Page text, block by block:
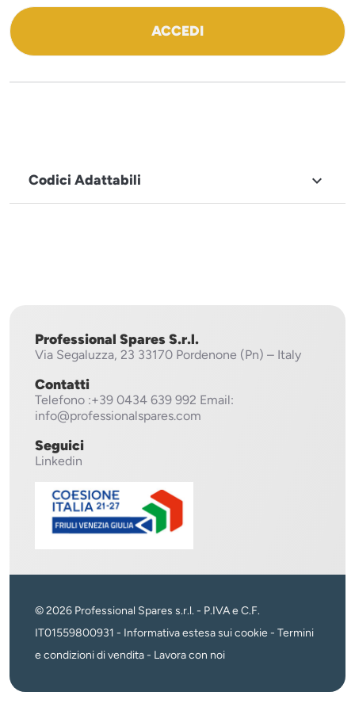
ACCEDI
Codici Adattabili 
Professional Spares S.r.l.
Via Segaluzza, 23 33170 Pordenone (Pn) – Italy
Contatti
Telefono :+39 0434 639 992 Email:
info@professionalspares.com
Seguici
Linkedin
© 2026 Professional Spares s.r.l. - P.IVA e C.F.
IT01559800931 - Informativa estesa sui cookie - Termini
e condizioni di vendita- Lavora con noi